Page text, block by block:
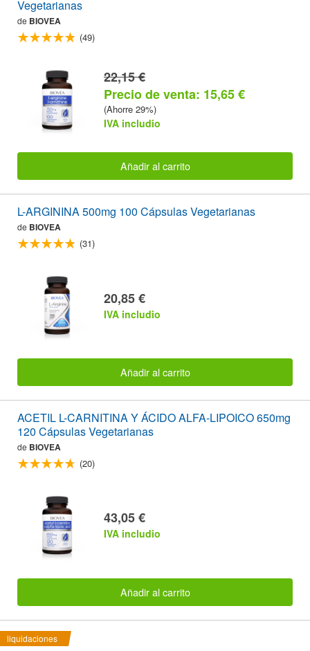
Vegetarianas
de BIOVEA
(49)
22,15 €
Precio de venta: 15,65 €
(Ahorre 29%)
IVA includio
Añadir al carrito
L-ARGININA 500mg 100 Cápsulas Vegetarianas
de BIOVEA
(31)
20,85 €
IVA includio
Añadir al carrito
ACETIL L-CARNITINA Y ÁCIDO ALFA-LIPOICO 650mg
120 Cápsulas Vegetarianas
de BIOVEA
(20)
43,05 €
IVA includio
Añadir al carrito
liquidaciones